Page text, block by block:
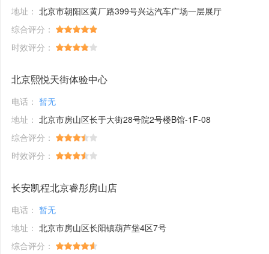
地址： 北京市朝阳区黄厂路399号兴达汽车广场一层展厅
综合评分：
时效评分：
北京熙悦天街体验中心
电话： 暂无
地址： 北京市房山区长于大街28号院2号楼B馆-1F-08
综合评分：
时效评分：
长安凯程北京睿彤房山店
电话： 暂无
地址： 北京市房山区长阳镇葫芦垡4区7号
综合评分：